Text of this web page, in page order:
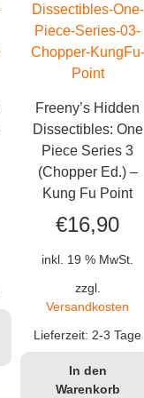
Freeny’s Hidden
Dissectibles: One
Piece Series 3
(Chopper Ed.) –
Kung Fu Point
€16,90
inkl. 19 % MwSt.
zzgl.
Versandkosten
Lieferzeit:2-3 Tage
In den
Warenkorb